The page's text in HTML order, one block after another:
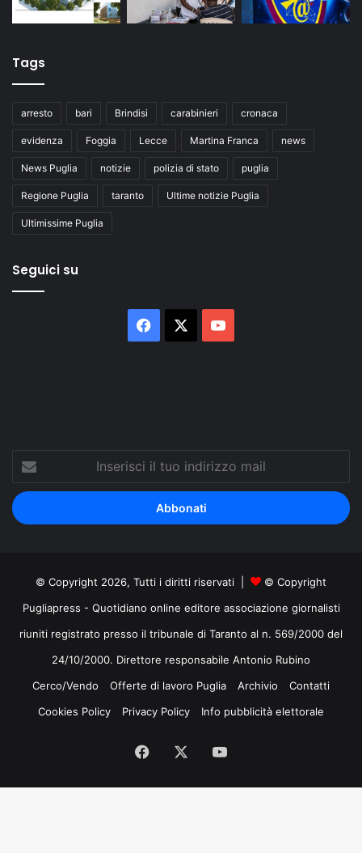
Tags
arresto bari Brindisi carabinieri cronaca
evidenza Foggia Lecce Martina Franca news
News Puglia notizie polizia di stato puglia
Regione Puglia taranto Ultime notizie Puglia
Ultimissime Puglia
Seguici su
Facebook
tuo
indirizzo
mail
© Copyright 2026, Tutti i diritti riservati |
© Copyright
Pugliapress - Quotidiano online editore associazione giornalisti
riuniti registrato presso il tribunale di Taranto al n. 569/2000 del
24/10/2000. Direttore responsabile Antonio Rubino
Cerco/Vendo
Offerte di lavoro Puglia Archivio
Contatti
Cookies Policy
Privacy Policy Info pubblicità elettorale
Facebook
Tube